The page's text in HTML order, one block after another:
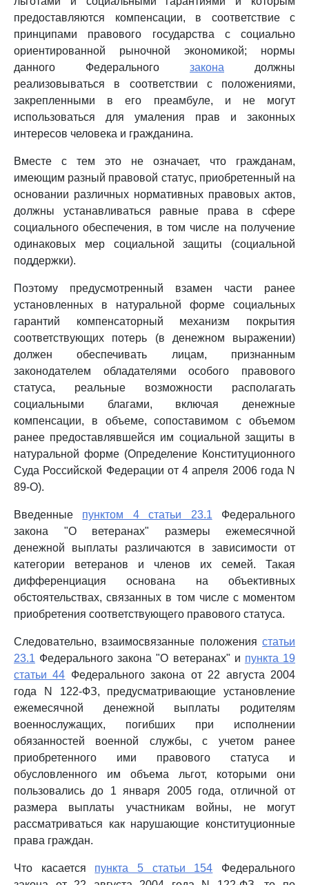
предоставляются компенсации, в соответствие с
принципами правового государства с социально
ориентированной рыночной экономикой; нормы
данного Федерального закона должны
реализовываться в соответствии с положениями,
закрепленными в его преамбуле, и не могут
использоваться для умаления прав и законных
интересов человека и гражданина.
Вместе с тем это не означает, что гражданам,
имеющим разный правовой статус, приобретенный на
основании различных нормативных правовых актов,
должны устанавливаться равные права в сфере
социального обеспечения, в том числе на получение
одинаковых мер социальной защиты (социальной
поддержки).
Поэтому предусмотренный взамен части ранее
установленных в натуральной форме социальных
гарантий компенсаторный механизм покрытия
соответствующих потерь (в денежном выражении)
должен обеспечивать лицам, признанным
законодателем обладателями особого правового
статуса, реальные возможности располагать
социальными благами, включая денежные
компенсации, в объеме, сопоставимом с объемом
ранее предоставлявшейся им социальной защиты в
натуральной форме (Определение Конституционного
Суда Российской Федерации от 4 апреля 2006 года N
89-О).
Введенные пунктом 4 статьи 23.1 Федерального
закона "О ветеранах" размеры ежемесячной
денежной выплаты различаются в зависимости от
категории ветеранов и членов их семей. Такая
дифференциация основана на объективных
обстоятельствах, связанных в том числе с моментом
приобретения соответствующего правового статуса.
Следовательно, взаимосвязанные положения статьи
23.1 Федерального закона "О ветеранах" и пункта 19
статьи 44 Федерального закона от 22 августа 2004
года N 122-ФЗ, предусматривающие установление
ежемесячной денежной выплаты родителям
военнослужащих, погибших при исполнении
обязанностей военной службы, с учетом ранее
приобретенного ими правового статуса и
обусловленного им объема льгот, которыми они
пользовались до 1 января 2005 года, отличной от
размера выплаты участникам войны, не могут
рассматриваться как нарушающие конституционные
права граждан.
Что касается пункта 5 статьи 154 Федерального